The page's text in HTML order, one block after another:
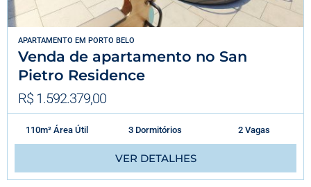
APARTAMENTO EM PORTO BELO
Venda de apartamento no San
Pietro Residence
R$ 1.592.379,00
110m² Área Útil 3 Dormitórios 2 Vagas
VER DETALHES